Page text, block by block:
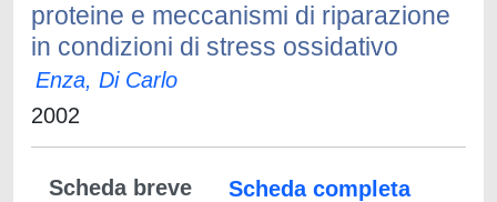
proteine e meccanismi di riparazione
in condizioni di stress ossidativo
Enza, Di Carlo
2002
Scheda breve
Scheda completa